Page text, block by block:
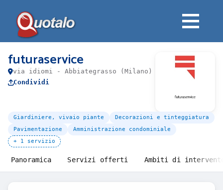
futuraservice
via idiomi - Abbiategrasso (Milano)
Condividi
Giardiniere, vivaio piante
Decorazioni e tinteggiatura
Pavimentazione
Amministrazione condominiale
+ 1 servizio
Panoramica Servizi offerti Ambiti di